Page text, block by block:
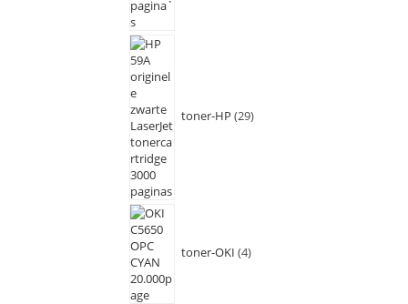
toner-HP 29
toner-OKI 4